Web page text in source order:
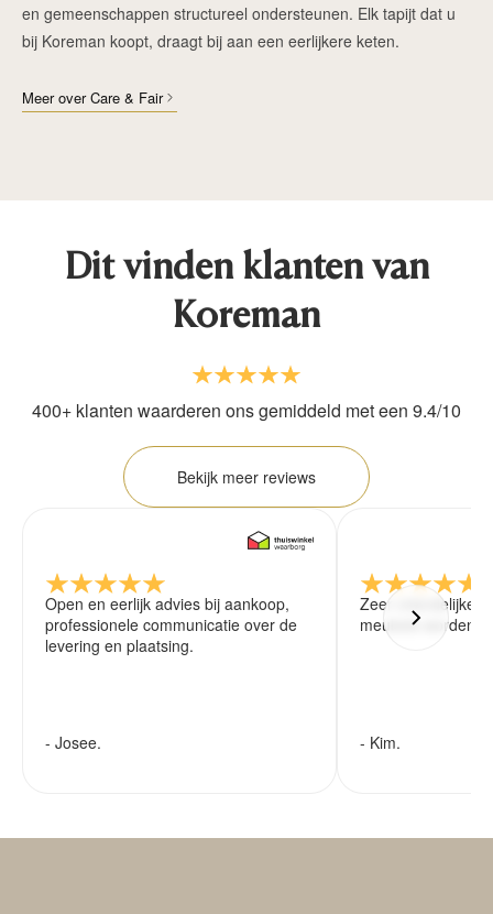
en gemeenschappen structureel ondersteunen. Elk tapijt dat u
bij Koreman koopt, draagt bij aan een eerlijkere keten.
Meer over Care & Fair
Dit vinden klanten van
Koreman
400+ klanten waarderen ons gemiddeld met een 9.4/10
Bekijk meer reviews
Open en eerlijk advies bij aankoop,
professionele communicatie over de
levering en plaatsing.
- Josee.
Zeer vriendelijke
meubels worden
- Kim.